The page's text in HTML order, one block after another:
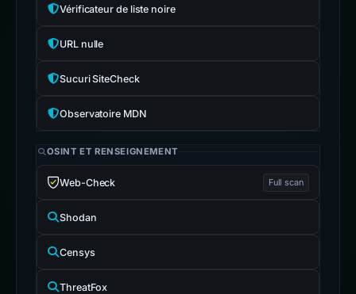
Vérificateur de liste noire
URL nulle
Sucuri SiteCheck
Observatoire MDN
OSINT ET RENSEIGNEMENT
Web-Check Full scan
Shodan
Censys
ThreatFox